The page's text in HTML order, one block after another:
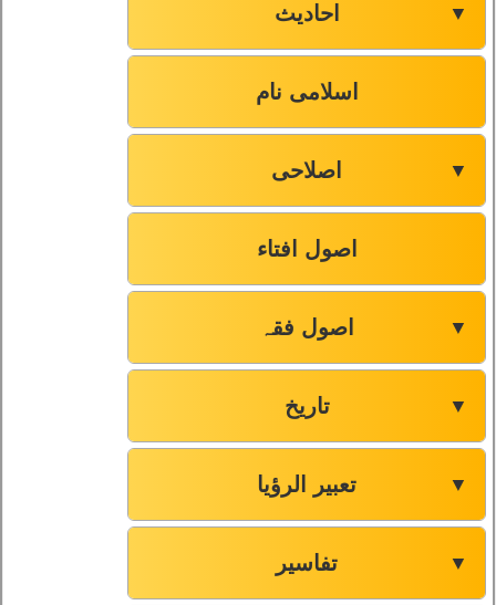
احادیث ▼
اسلامی نام
اصلاحی ▼
اصول افتاء
اصول فقہ ▼
تاریخ ▼
تعبیر الرؤیا ▼
تفاسیر ▼